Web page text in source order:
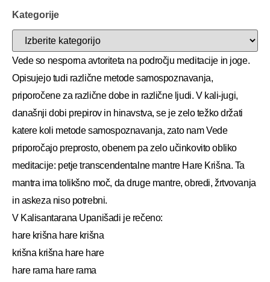
Kategorije
Vede so nesporna avtoriteta na področju meditacije in joge.
Opisujejo tudi različne metode samospoznavanja,
priporočene za različne dobe in različne ljudi. V kali-jugi,
današnji dobi prepirov in hinavstva, se je zelo težko držati
katere koli metode samospoznavanja, zato nam Vede
priporočajo preprosto, obenem pa zelo učinkovito obliko
meditacije: petje transcendentalne mantre Hare Krišna. Ta
mantra ima tolikšno moč, da druge mantre, obredi, žrtvovanja
in askeza niso potrebni.
V Kalisantarana Upanišadi je rečeno:
hare krišna hare krišna
krišna krišna hare hare
hare rama hare rama